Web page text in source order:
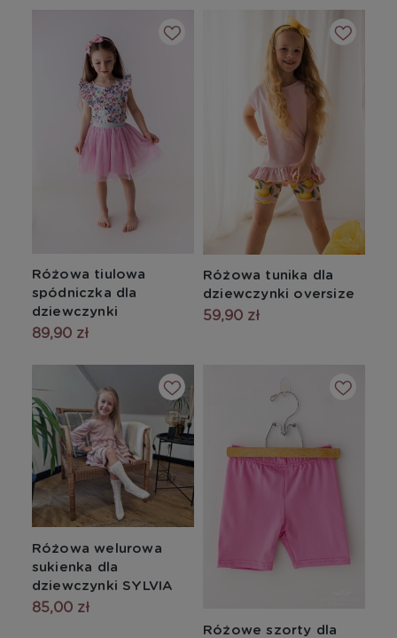
Różowa tiulowa
spódniczka dla
dziewczynki
89,90 zł
Różowa tunika dla
dziewczynki oversize
59,90 zł
Różowa welurowa
sukienka dla
dziewczynki SYLVIA
85,00 zł
Różowe szorty dla